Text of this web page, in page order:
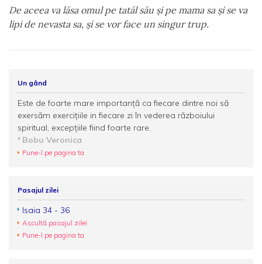
De aceea va lăsa omul pe tatăl său şi pe mama sa şi se va
lipi de nevasta sa, şi se vor face un singur trup.
Un gând
Este de foarte mare importanță ca fiecare dintre noi să
exersăm exercițiile in fiecare zi în vederea războiului
spiritual, excepțiile fiind foarte rare.
Bobu Veronica
Pune-l pe pagina ta
Pasajul zilei
Isaia 34 - 36
Ascultă pasajul zilei
Pune-l pe pagina ta